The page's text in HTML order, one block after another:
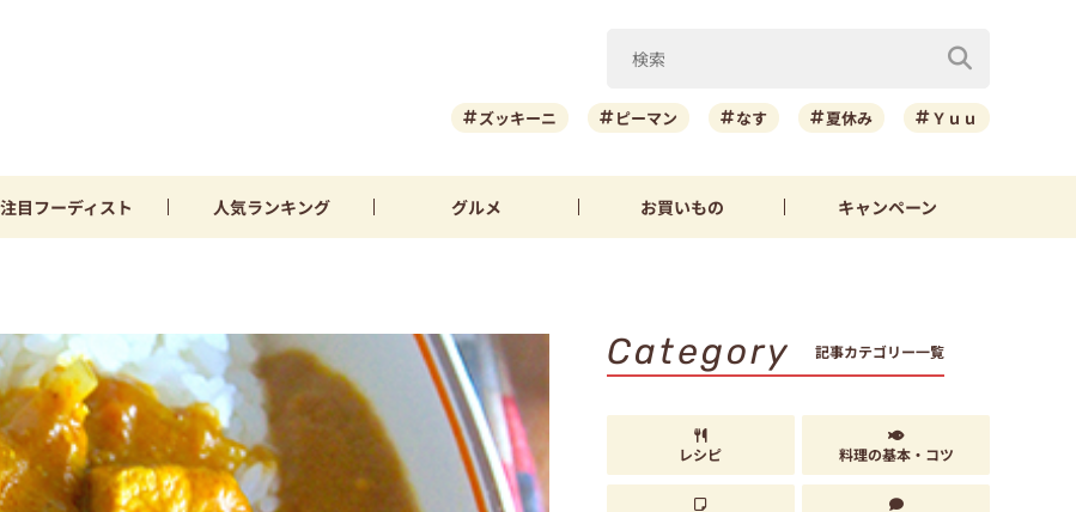
ズッキーニ ピーマン なす 夏休み Ｙｕｕ
注目フーディスト 人気ランキング グルメ お買いもの キャンペーン
Category 記事カテゴリー一覧
レシピ 料理の基本・コツ